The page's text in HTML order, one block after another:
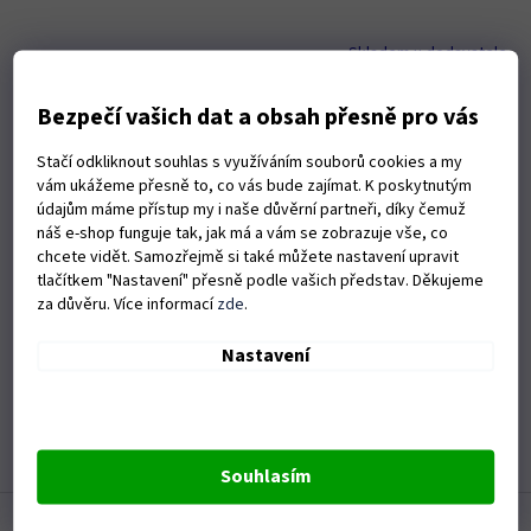
Bezpečí vašich dat a obsah přesně pro vás
Stačí odkliknout souhlas s využíváním souborů cookies a my
vám ukážeme přesně to, co vás bude zajímat. K poskytnutým
údajům máme přístup my i naše důvěrní partneři, díky čemuž
náš e-shop funguje tak, jak má a vám se zobrazuje vše, co
chcete vidět. Samozřejmě si také můžete nastavení upravit
tlačítkem "Nastavení" přesně podle vašich představ. Děkujeme
za důvěru. Více informacízde.
Nastavení
Souhlasím
Skladem u dodavatele
1 639 Kč Do košíku
Délka kabelu 40 m Průřez vodičů 1,5 mm2 Na cívce 4 zásuvky
O
v
l
a
c
v
k
y
3 položek celkem
Držíme skladem nejoblíbenější produkty
Po zkušenostech z minulého roku se snažíme držet
průběžně aktualizovat informace o dostupnosti.
našich zahradách nebo v naší garáži.